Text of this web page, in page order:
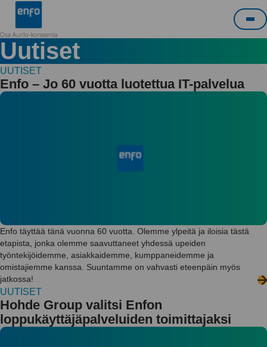
Siirry
sisältöön
Enfo
Uutiset
UUTISET
Enfo – Jo 60 vuotta luotettua IT-palvelua
Enfo täyttää tänä vuonna 60 vuotta. Olemme ylpeitä ja iloisia tästä
etapista, jonka olemme saavuttaneet yhdessä upeiden
työntekijöidemme, asiakkaidemme, kumppaneidemme ja
omistajiemme kanssa. Suuntamme on vahvasti eteenpäin myös
jatkossa!
UUTISET
Hohde Group valitsi Enfon
loppukäyttäjäpalveluiden toimittajaksi